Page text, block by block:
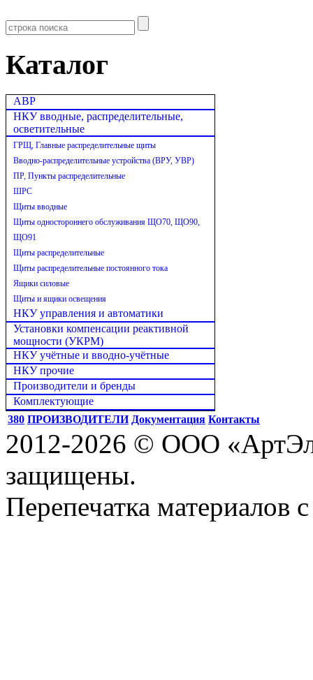
Каталог
АВР
НКУ вводные, распределительные,
осветительные
ГРЩ, Главные распределительные щиты
Вводно-распределительные устройства (ВРУ, УВР)
ПР, Пункты распределительные
ШРС
Щиты вводные
Щиты одностороннего обслуживания ЩО70, ЩО90,
ЩО91
Щиты распределительные
Щиты распределительные постоянного тока
Ящики силовые
Щиты и ящики освещения
НКУ управления и автоматики
Установки компенсации реактивной
мощности (УКРМ)
НКУ учётные и вводно-учётные
НКУ прочие
Производители и бренды
Комплектующие
380 ПРОИЗВОДИТЕЛИ Документация Контакты
2012-2026 © ООО
защищены.
Перепечатка материалов